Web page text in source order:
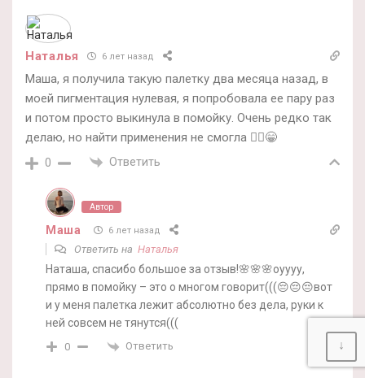
Наталья 6 лет назад
Маша, я получила такую палетку два месяца назад, в
моей пигментация нулевая, я попробовала ее пару раз
и потом просто выкинула в помойку. Очень редко так
делаю, но найти применения не смогла 🤷‍♀️😁
0 Ответить
Автор
Маша 6 лет назад
Ответить на Наталья
Наташа, спасибо большое за отзыв!🌸🌸🌸оуууу,
прямо в помойку – это о многом говорит(((😔😔😔вот
и у меня палетка лежит абсолютно без дела, руки к
ней совсем не тянутся(((
0 Ответить ↓